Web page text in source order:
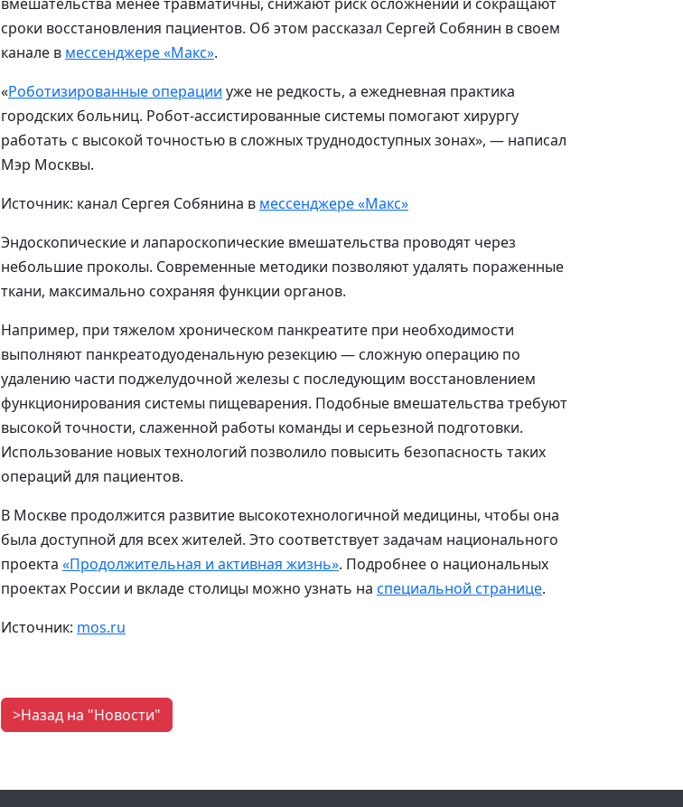
сроки восстановления пациентов. Об этом рассказал Сергей Собянин в своем
канале в мессенджере «Макс».
«Роботизированные операции уже не редкость, а ежедневная практика
городских больниц. Робот-ассистированные системы помогают хирургу
работать с высокой точностью в сложных труднодоступных зонах», — написал
Мэр Москвы.
Источник: канал Сергея Собянина в мессенджере «Макс»
Эндоскопические и лапароскопические вмешательства проводят через
небольшие проколы. Современные методики позволяют удалять пораженные
ткани, максимально сохраняя функции органов.
Например, при тяжелом хроническом панкреатите при необходимости
выполняют панкреатодуоденальную резекцию — сложную операцию по
удалению части поджелудочной железы с последующим восстановлением
функционирования системы пищеварения. Подобные вмешательства требуют
высокой точности, слаженной работы команды и серьезной подготовки.
Использование новых технологий позволило повысить безопасность таких
операций для пациентов.
В Москве продолжится развитие высокотехнологичной медицины, чтобы она
была доступной для всех жителей. Это соответствует задачам национального
проекта «Продолжительная и активная жизнь». Подробнее о национальных
проектах России и вкладе столицы можно узнать на специальной странице.
Источник: mos.ru
>Назад на "Новости"